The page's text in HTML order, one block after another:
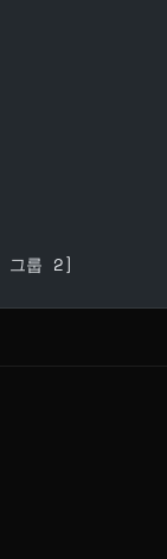
룹 2]